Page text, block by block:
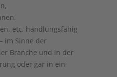
etc. handlungsfähig
im Sinne der
Branche und in der
oder gar in ein